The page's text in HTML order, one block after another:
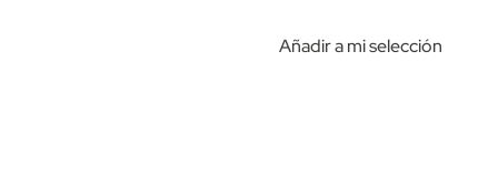
Añadir a mi selección